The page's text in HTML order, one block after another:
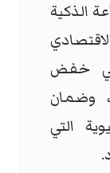
الذكية
في خفض
وضمان
التي